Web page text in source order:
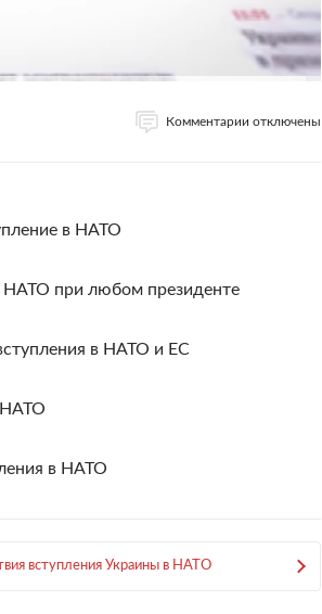
Комментарии отключены
в НАТО
НАТО при любом президенте
в НАТО и ЕС
НАТО
в НАТО
вступления Украины в НАТО